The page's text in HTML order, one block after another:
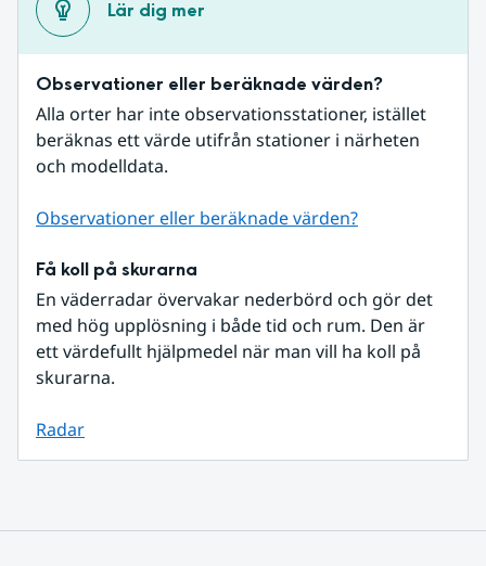
Lär dig mer
Observationer eller beräknade värden?
Alla orter har inte observationsstationer, istället
beräknas ett värde utifrån stationer i närheten
och modelldata.
Observationer eller beräknade värden?
Få koll på skurarna
En väderradar övervakar nederbörd och gör det
med hög upplösning i både tid och rum. Den är
ett värdefullt hjälpmedel när man vill ha koll på
skurarna.
Radar